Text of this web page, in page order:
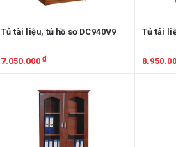
Tủ tài liệu, tủ hồ sơ DC940V9
7.050.000 ₫
Tủ tải